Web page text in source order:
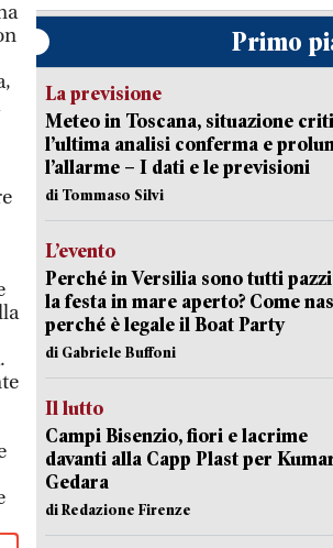
Primo
La previsione
Meteo in Toscana, situazione
l’ultima analisi conferma e
l’allarme – I dati e le previsioni
di Tommaso Silvi
L’evento
Perché in Versilia sono tutti
la festa in mare aperto? Come
perché è legale il Boat Party
di Gabriele Buffoni
Il lutto
Campi Bisenzio, fiori e lacrime
davanti alla Capp Plast per
Gedara
di Redazione Firenze